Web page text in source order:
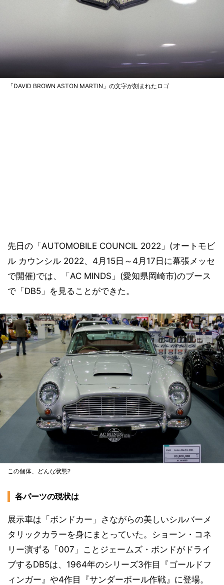
「DAVID BROWN ASTON MARTIN」の文字が刻まれたロゴ
先日の「AUTOMOBILE COUNCIL 2022」(オートモビ
ル カウンシル 2022、4月15日～4月17日に幕張メッセ
で開催)では、「AC MINDS」(愛知県岡崎市)のブース
で「DB5」を見ることができた。
この個体、どんな状態?
各パーツの現状は
展示車は「ボンドカー」さながらの美しいシルバーメ
タリックカラーを身にまとっていた。ショーン・コネ
リー演ずる「007」ことジェームズ・ボンドがドライ
ブするDB5は、1964年のシリーズ3作目『ゴールドフ
ィンガー』や4作目『サンダーボール作戦』に登場。